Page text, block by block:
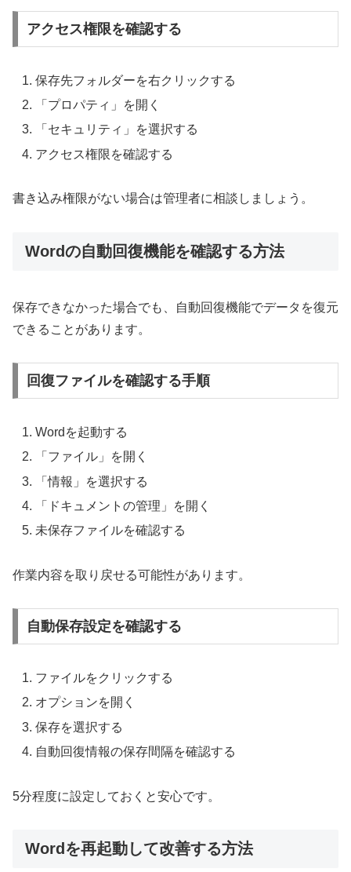
アクセス権限を確認する
保存先フォルダーを右クリックする
「プロパティ」を開く
「セキュリティ」を選択する
アクセス権限を確認する
書き込み権限がない場合は管理者に相談しましょう。
Wordの自動回復機能を確認する方法
保存できなかった場合でも、自動回復機能でデータを復元
できることがあります。
回復ファイルを確認する手順
Wordを起動する
「ファイル」を開く
「情報」を選択する
「ドキュメントの管理」を開く
未保存ファイルを確認する
作業内容を取り戻せる可能性があります。
自動保存設定を確認する
ファイルをクリックする
オプションを開く
保存を選択する
自動回復情報の保存間隔を確認する
5分程度に設定しておくと安心です。
Wordを再起動して改善する方法